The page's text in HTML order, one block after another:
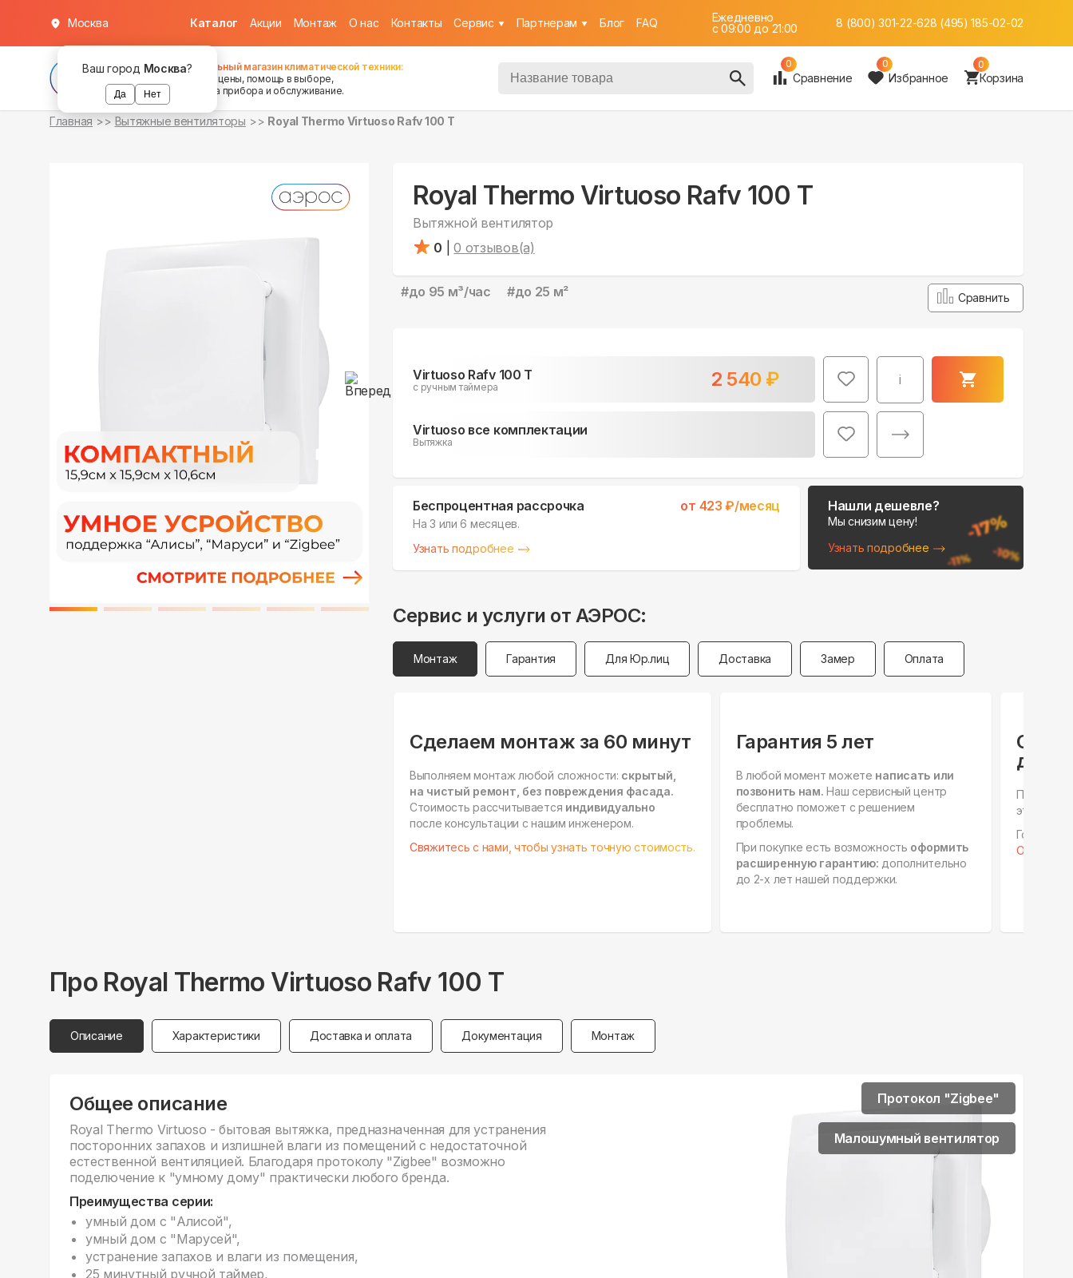
Ваш город Москва?
Да Нет
Москва Каталог Акции Монтаж О нас Контакты Cервис Партнерам Блог FAQ
Ежедневно
c 09:00 до 21:00
8 (800) 301-22-628 (495) 185-02-02
Федеральный магазин климатической техники:
хорошие цены, помощь в выборе,
установка прибора и обслуживание.
0
Сравнение
0
Избранное
0
Корзина
Главная Вытяжные вентиляторы Royal Thermo Virtuoso Rafv 100 T
Поможем выбрать
В WhatsApp
Royal Thermo Virtuoso Rafv 100 T
Вытяжной вентилятор
0
0 отзывов(а)
#до 95 м³/час #до 25 м² Сравнить
Virtuoso Rafv 100 T
c ручным таймера 2 540 ₽ i
в наличии
Virtuoso все комплектации
Вытяжка
в наличии
Беспроцентная рассрочка от 423 ₽/месяц
На 3 или 6 месяцев.
Узнать подробнее
Нашли дешевле?
Мы снизим цену!
Узнать подробнее
Сервис и услуги от АЭРОС:
Монтаж Гарантия Для Юр.лиц Доставка Замер Оплата
Сделаем монтаж за 60 минут
Выполняем монтаж любой сложности: скрытый,
на чистый ремонт, без повреждения фасада.
Стоимость рассчитывается индивидуально
после консультации с нашим инженером.
Свяжитесь с нами, чтобы узнать точную стоимость.
Гарантия 5 лет
В любой момент можете написать или
позвонить нам. Наш сервисный центр
бесплатно поможет с решением
проблемы.
При покупке есть возможность оформить
расширенную гарантию: дополнительно
до 2-х лет нашей поддержки.
для
этапах,
Готовы к
Про Royal Thermo Virtuoso Rafv 100 T
Описание Характеристики Доставка и оплата Документация Монтаж
Общее описание
Royal Thermo Virtuoso - бытовая вытяжка, предназначенная для устранения
посторонних запахов и излишней влаги из помещений с недостаточной
естественной вентиляцией. Благодаря протоколу "Zigbee" возможно
поделючение к "умному дому" практически любого бренда.
Преимущества серии:
умный дом с "Алисой",
умный дом с "Марусей",
устранение запахов и влаги из помещения,
25 минутный ручной таймер,
Протокол "Zigbee"
Малошумный вентилятор